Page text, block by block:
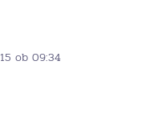
ob 09:34